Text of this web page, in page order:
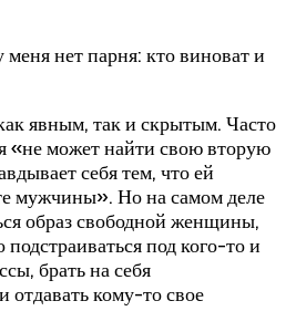
явным, так и скрытым. Часто
«не может найти свою вторую
себя тем, что ей
мужчины». Но на самом деле
образ свободной женщины,
под кого-то и
брать на себя
отдавать кому-то свое